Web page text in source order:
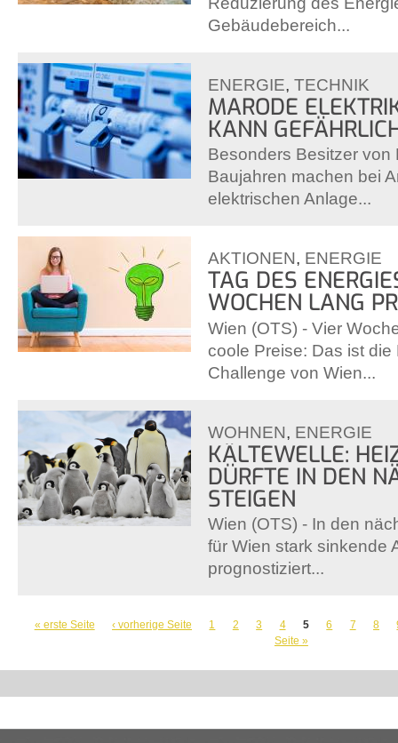
Gebäudebereich...
ENERGIE, TECHNIK
MARODE
KANN
Besonders Besitzer von
Baujahren machen bei
elektrischen Anlage...
AKTIONEN, ENERGIE
TAG DES
WOCHEN LANG
Wien (OTS) - Vier
coole Preise: Das ist die
Challenge von Wien...
WOHNEN, ENERGIE
KÄLTEWELLE:
DÜRFTE IN DEN
STEIGEN
Wien (OTS) - In den
für Wien stark sinkende
prognostiziert...
SEITEN
« erste Seite ‹ vorherige Seite 1 2 3 4 5 6 7 8
Seite »